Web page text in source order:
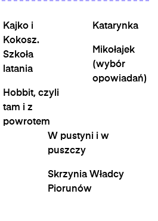
Kajko i
Kokosz.
Szkoła
latania
Hobbit, czyli
tam i z
powrotem
Katarynka
Mikołajek
(wybór
opowiadań)
W pustyni i w
puszczy
Skrzynia Władcy
Piorunów